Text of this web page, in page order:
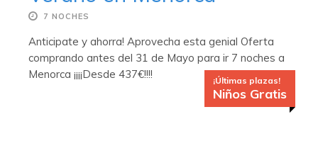
7 NOCHES
Anticipate y ahorra! Aprovecha esta genial Oferta
comprando antes del 31 de Mayo para ir 7 noches a
Menorca ¡¡¡¡Desde 437€!!!!
¡Últimas plazas!
Niños Gratis